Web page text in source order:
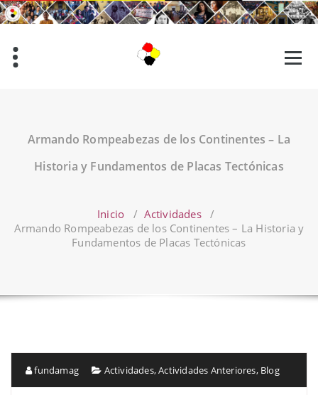
Saltar
al
Armando Rompeabezas de los Continentes – La
Historia y Fundamentos de Placas Tectónicas
Inicio / Actividades/
Armando Rompeabezas de los Continentes – La Historia y
Fundamentos de Placas Tectónicas
fundamag Actividades,Actividades Anteriores, Blog